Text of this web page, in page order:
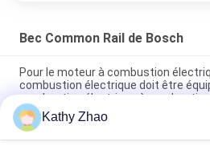
Bec Common Rail de Bosch
Pour le moteur à combustion
combustion électrique doit être
combustion électrique à
Buse d'injecteur à rampe commune
injecteurs 0445120134
Kathy Zhao